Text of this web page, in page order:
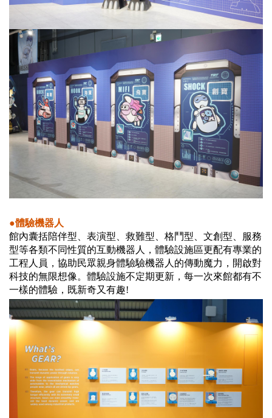
●體驗機器人
館內囊括陪伴型、表演型、救難型、格鬥型、文創型、服務
型等各類不同性質的互動機器人，體驗設施區更配有專業的
工程人員，協助民眾親身體驗驗機器人的傳動魔力，開啟對
科技的無限想像。體驗設施不定期更新，每一次來館都有不
一樣的體驗，既新奇又有趣!